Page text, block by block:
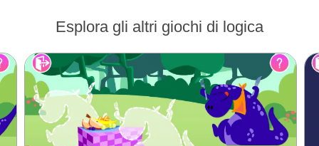
Esplora gli altri giochi di logica